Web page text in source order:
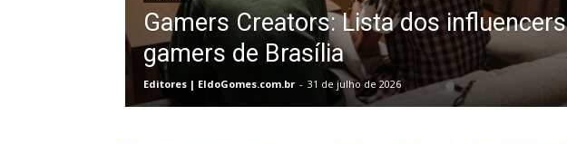
Gamers Creators: Lista dos influencers
gamers de Brasília
Editores | EldoGomes.com.br - 31 de julho de 2026